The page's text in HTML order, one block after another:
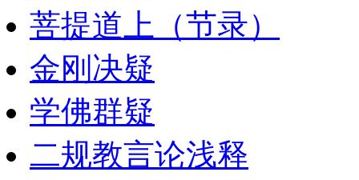
菩提道上（节录）
金刚决疑
学佛群疑
二规教言论浅释